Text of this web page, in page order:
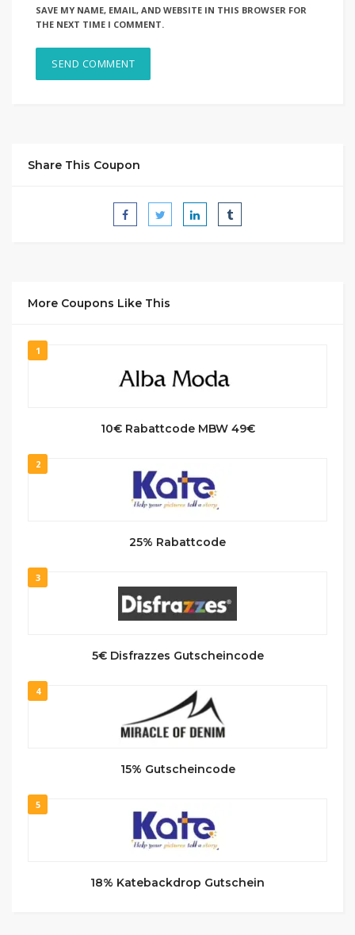
SAVE MY NAME, EMAIL, AND WEBSITE IN THIS BROWSER FOR
THE NEXT TIME I COMMENT.
Share This Coupon
More Coupons Like This
1
10€ Rabattcode MBW 49€
2
25% Rabattcode
3
5€ Disfrazzes Gutscheincode
4
15% Gutscheincode
5
18% Katebackdrop Gutschein